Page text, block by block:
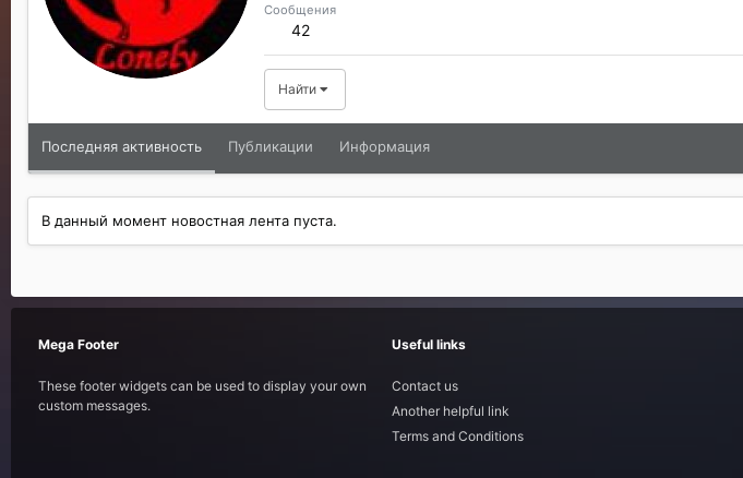
Сообщения
42
Найти
Последняя активность Публикации Информация
В данный момент новостная лента пуста.
Mega Footer
These footer widgets can be used to display your own
custom messages.
Useful links
Contact us
Another helpful link
Terms and Conditions